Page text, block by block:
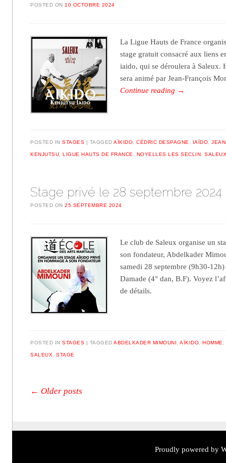
POSTED ON10 OCTOBRE 2024
La Ligue Hauts de France
stage gratuit consacré aux liens
iaido, qui se déroulera à Saleux.
sera animé par Jean-François
Continue reading →
POSTED INSTAGES TAGGEDAÏKIDO ,CÉDRIC DESPAGNE IAÏDO ,
KENJUTSU ,LIGUE HAUTS DE FRANCE NOYELLES LES SECLIN ,
Stage privé le 28 septembre 2024
POSTED ON25 SEPTEMBRE 2024
Le club de Saleux organise un
son fondateur, Abdelkader
samedi 28 septembre (9h30-
Damade (4° dan, B.F). Voyez
de détails.
POSTED INSTAGES TAGGEDABDELKADER MIMOUNI ,AÏKIDO ,HOMME
SALEUX ,STAGE
Post navigation
← Older posts
Proudly powered by